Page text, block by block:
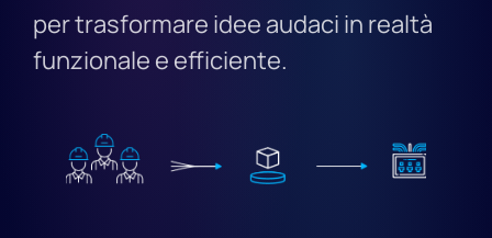
per trasformare idee audaci in realtà
funzionale e efficiente.